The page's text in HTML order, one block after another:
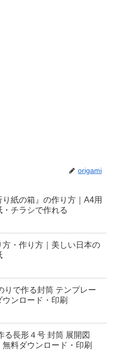
origami
り紙の箱』の作り方｜A4用
・チラシで作れる
方・作り方｜美しい日本の
りで作る封筒 テンプレー
ウンロード・印刷
る長形４号 封筒 展開図
無料ダウンロード・印刷